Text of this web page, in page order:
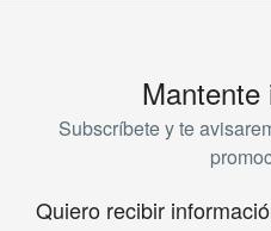
Mantente
Subscríbete y te
Quiero recibir